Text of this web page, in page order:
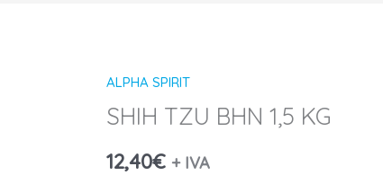
ALPHA SPIRIT
SHIH TZU BHN 1,5 KG
12,40€ + IVA